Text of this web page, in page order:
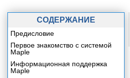
СОДЕРЖАНИЕ
Предисловие
Первое знакомство с системой
Maple
Информационная поддержка
Maple